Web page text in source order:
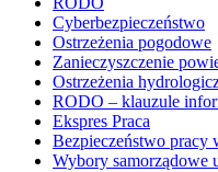
Cyberbezpieczeństwo
Ostrzeżenia pogodowe
Zanieczyszczenie
Ostrzeżenia
RODO – klauzule
Ekspres Praca
Bezpieczeństwo pracy
Wybory samorządowe